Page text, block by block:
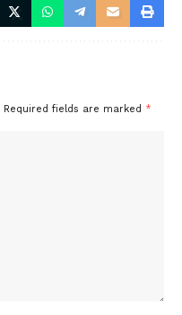
Required fields are marked *